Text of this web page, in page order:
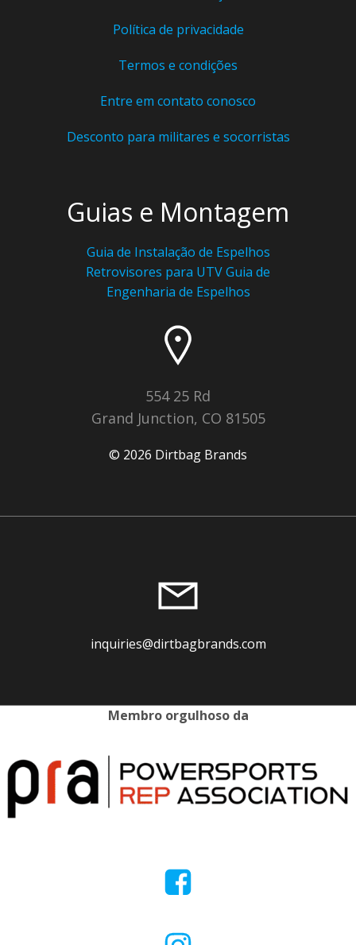
Política de privacidade
Termos e condições
Entre em contato conosco
Desconto para militares e socorristas
Guias e Montagem
Guia de Instalação de Espelhos
Retrovisores para UTVGuia de
Engenharia de Espelhos
554 25 Rd
Grand Junction, CO 81505
© 2026 Dirtbag Brands
inquiries@dirtbagbrands.com
Membro orgulhoso da